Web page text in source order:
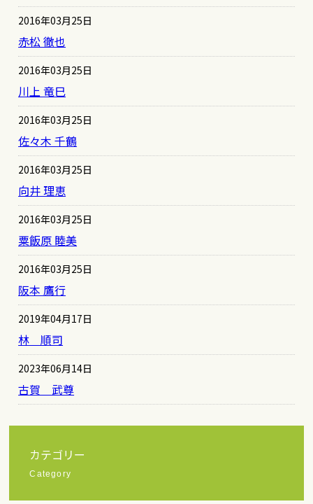
2016年03月25日
赤松 徹也
2016年03月25日
川上 竜巳
2016年03月25日
佐々木 千鶴
2016年03月25日
向井 理恵
2016年03月25日
粟飯原 睦美
2016年03月25日
阪本 鷹行
2019年04月17日
林 順司
2023年06月14日
古賀 武尊
カテゴリー
Category